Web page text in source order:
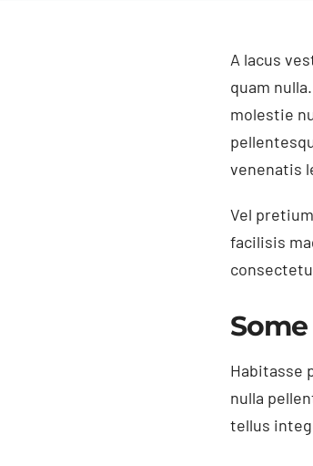
A lacus
quam
molestie
venenatis
Vel
facilisis
Habitasse
nulla
tellus